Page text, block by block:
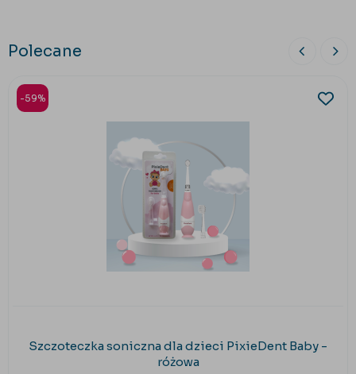
Polecane
-59%
Szczoteczka soniczna dla dzieci PixieDent Baby -
różowa